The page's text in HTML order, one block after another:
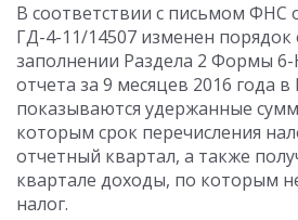
В соответствии с письмом ФНС
ГД-4-11/14507 изменен
заполнении Раздела 2 Формы
отчета за 9 месяцев 2016 года в
показываются удержанные
которым срок перечисления
отчетный квартал, а также
квартале доходы, по которым
налог.